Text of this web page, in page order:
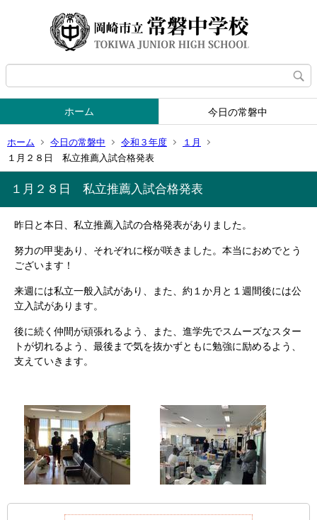
ホーム 今日の常磐中
ホーム 今日の常磐中 令和３年度
１月
１月２８日 私立推薦入試合格発表
１月２８日 私立推薦入試合格発表
昨日と本日、私立推薦入試の合格発表がありました。
努力の甲斐あり、それぞれに桜が咲きました。本当におめでとう
ございます！
来週には私立一般入試があり、また、約１か月と１週間後には公
立入試があります。
後に続く仲間が頑張れるよう、また、進学先でスムーズなスター
トが切れるよう、最後まで気を抜かずともに勉強に励めるよう、
支えていきます。